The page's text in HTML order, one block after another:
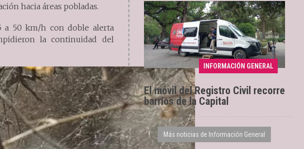
hacia áreas pobladas.
a 50 km/h con doble alerta
la continuidad del
INFORMACIÓN GENERAL
El móvil del Registro Civil recorre
barrios de la Capital
04/08/2026 Se extenderá hasta el
sábado 8
Más noticias de Información General